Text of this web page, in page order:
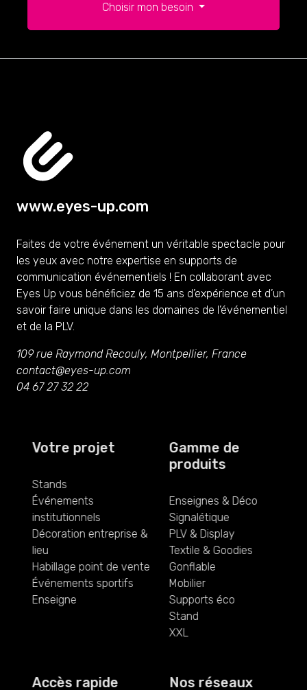
Choisir mon besoin
www.eyes-up.com
Faites de votre événement un véritable spectacle pour
les yeux avec notre expertise en supports de
communication événementiels ! En collaborant avec
Eyes Up vous bénéficiez de 15 ans d’expérience et d’un
savoir faire unique dans les domaines de l’événementiel
et de la PLV.
109 rue Raymond Recouly, Montpellier, France
contact@eyes-up.com
04 67 27 32 22
Votre projet
Stands
Événements
institutionnels
Décoration entreprise &
lieu
Habillage point de vente
Événements sportifs
Enseigne
Gamme de
produits
Enseignes & Déco
Signalétique
PLV & Display
Textile & Goodies
Gonflable
Mobilier
Supports éco
Stand
XXL
Accès rapide Nos réseaux